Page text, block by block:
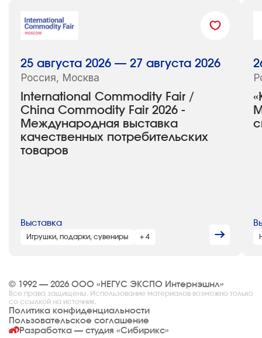
International Commodity Fair /
China Commodity Fair 2026 -
Международная выставка
качественных потребительских
товаров
25 августа 2026 — 27 августа 2026
Россия, Москва
Выставка
Игрушки, подарки, сувениры + 4
© 1992 — 2026 ООО «НЕГУС ЭКСПО Интернэшнл»
Все права защищены. Использование материалов возможно только
со ссылкой на источник.
Политика конфиденциальности
Пользовательское соглашение
Разработка — студия «Сибирикс»